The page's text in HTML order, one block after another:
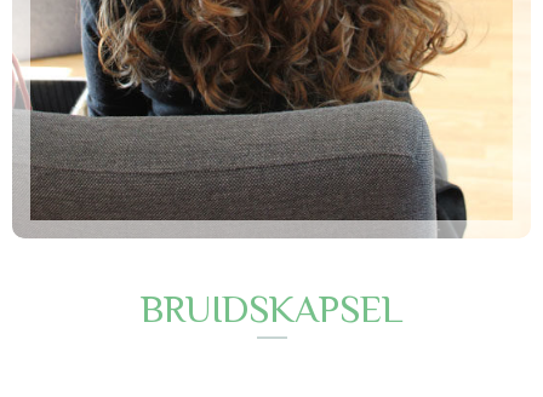
BRUIDSKAPSEL